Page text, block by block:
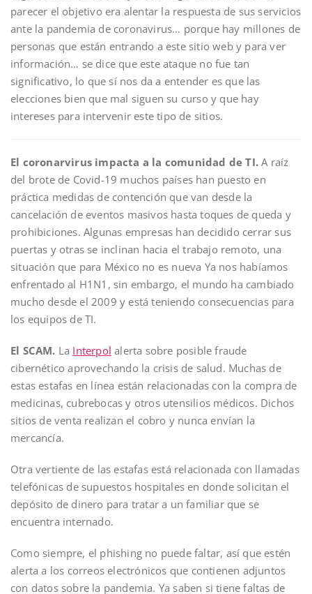
parecer el objetivo era alentar la respuesta de sus servicios
ante la pandemia de coronavirus… porque hay millones de
personas que están entrando a este sitio web y para ver
información… se dice que este ataque no fue tan
significativo, lo que sí nos da a entender es que las
elecciones bien que mal siguen su curso y que hay
intereses para intervenir este tipo de sitios.
El coronarvirus impacta a la comunidad de TI. A raíz
del brote de Covid-19 muchos países han puesto en
práctica medidas de contención que van desde la
cancelación de eventos masivos hasta toques de queda y
prohibiciones. Algunas empresas han decidido cerrar sus
puertas y otras se inclinan hacia el trabajo remoto, una
situación que para México no es nueva Ya nos habíamos
enfrentado al H1N1, sin embargo, el mundo ha cambiado
mucho desde el 2009 y está teniendo consecuencias para
los equipos de TI.
El SCAM. La Interpol alerta sobre posible fraude
cibernético aprovechando la crisis de salud. Muchas de
estas estafas en línea están relacionadas con la compra de
medicinas, cubrebocas y otros utensilios médicos. Dichos
sitios de venta realizan el cobro y nunca envían la
mercancía.
Otra vertiente de las estafas está relacionada con llamadas
telefónicas de supuestos hospitales en donde solicitan el
depósito de dinero para tratar a un familiar que se
encuentra internado.
Como siempre, el phishing no puede faltar, así que estén
alerta a los correos electrónicos que contienen adjuntos
con datos sobre la pandemia. Ya saben si tiene faltas de